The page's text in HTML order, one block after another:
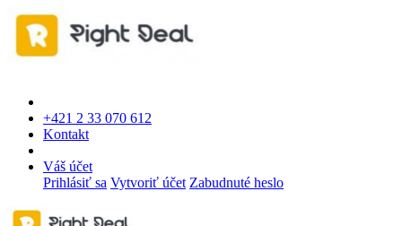
+421 2 33 070 612
Kontakt
Váš účet
Prihlásiť sa Vytvoriť účet Zabudnuté heslo